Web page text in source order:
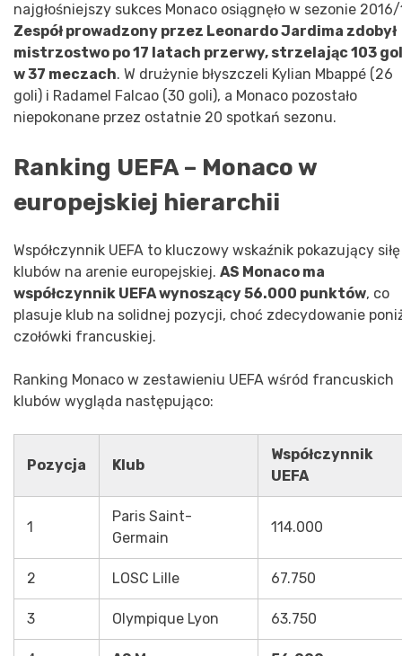
najgłośniejszy sukces Monaco osiągnęło w sezonie 2016/
Zespół prowadzony przez Leonardo Jardima zdobył
mistrzostwo po 17 latach przerwy, strzelając 103
w 37 meczach. W drużynie błyszczeli Kylian Mbappé (26
goli) i Radamel Falcao (30 goli), a Monaco pozostało
niepokonane przez ostatnie 20 spotkań sezonu.
Ranking UEFA – Monaco w
europejskiej hierarchii
Współczynnik UEFA to kluczowy wskaźnik pokazujący siłę
klubów na arenie europejskiej. AS Monaco ma
współczynnik UEFA wynoszący 56.000 punktów, co
plasuje klub na solidnej pozycji, choć zdecydowanie
czołówki francuskiej.
Ranking Monaco w zestawieniu UEFA wśród francuskich
klubów wygląda następująco:
Pozycja Klub
Współczynnik
UEFA
1
Paris Saint-
Germain
114.000
2 LOSC Lille 67.750
3 Olympique Lyon 63.750